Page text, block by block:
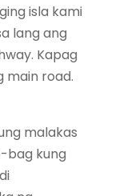
isla kami
lang ang
Kapag
main road.
malakas
bag kung